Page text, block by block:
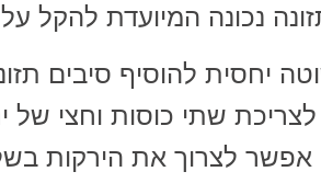
נכונה המיועדת להקל
יחסית להוסיף סיבים
שתי כוסות וחצי של
אפשר לצרוך את הירקות